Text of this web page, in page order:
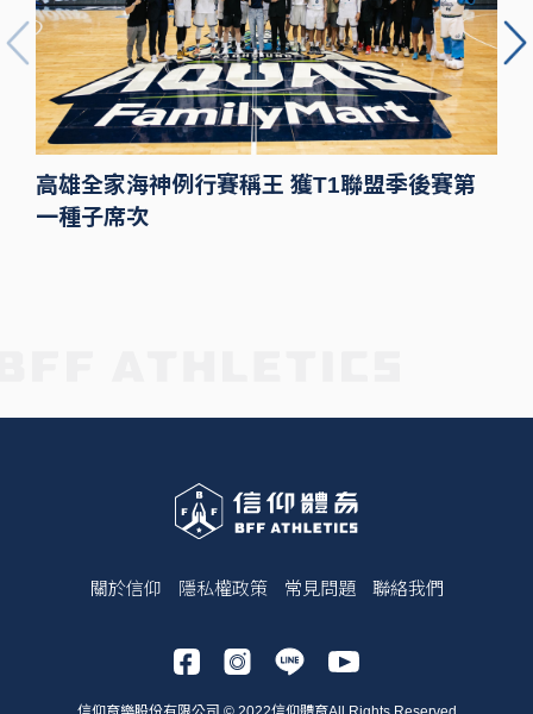
高雄全家海神例行賽稱王 獲T1聯盟季後賽第
一種子席次
關於信仰 隱私權政策 常見問題 聯絡我們